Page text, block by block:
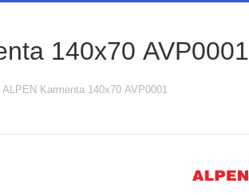
140х70 AVP0001
Karmenta 140х70 AVP0001